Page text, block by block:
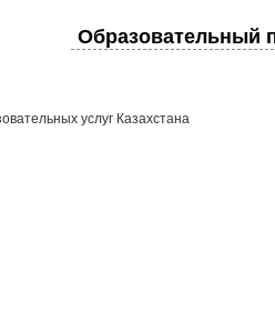
Образовательный
услуг Казахстана